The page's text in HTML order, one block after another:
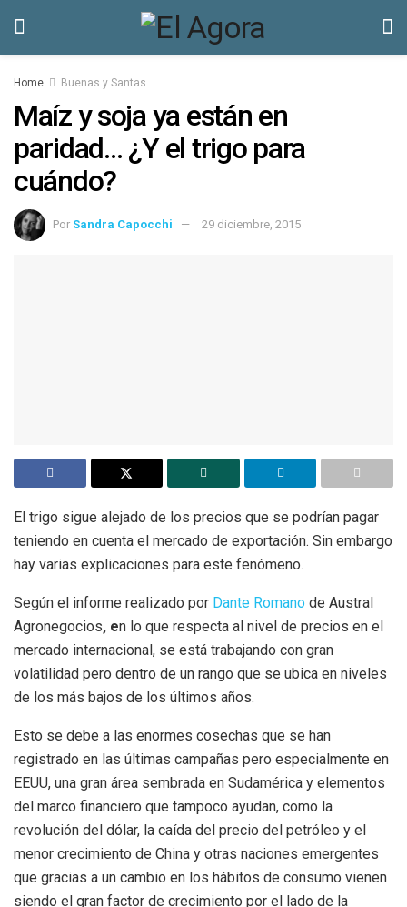
Home Buenas y Santas
Maíz y soja ya están en
paridad… ¿Y el trigo para
cuándo?
Por Sandra Capocchi 29 diciembre, 2015
El trigo sigue alejado de los precios que se podrían pagar
teniendo en cuenta el mercado de exportación. Sin embargo
hay varias explicaciones para este fenómeno.
Según el informe realizado por Dante Romano de Austral
Agronegocios, en lo que respecta al nivel de precios en el
mercado internacional, se está trabajando con gran
volatilidad pero dentro de un rango que se ubica en niveles
de los más bajos de los últimos años.
Esto se debe a las enormes cosechas que se han
registrado en las últimas campañas pero especialmente en
EEUU, una gran área sembrada en Sudamérica y elementos
del marco financiero que tampoco ayudan, como la
revolución del dólar, la caída del precio del petróleo y el
menor crecimiento de China y otras naciones emergentes
que gracias a un cambio en los hábitos de consumo vienen
siendo el gran factor de crecimiento por el lado de la